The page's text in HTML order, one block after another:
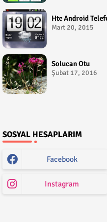
Htc Android
Mart 20, 2015
Solucan Otu
Şubat 17, 2016
SOSYAL HESAPLARIM
Facebook
Instagram